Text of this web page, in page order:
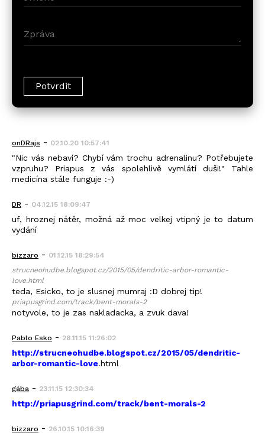
onDRajs - 02.10.20 10:57:41
"Nic vás nebaví? Chybí vám trochu adrenalinu? Potřebujete
vzpruhu? Priapus z vás spolehlivě vymlátí duši!" Tahle
medicína stále funguje :-)
DR - 04.12.15 18:09:47
uf, hroznej nátěr, možná až moc velkej vtipný je to datum
vydání
bizzaro - 01.12.15 18:29:54
strucneohudbe.blogspot.cz/2015/05/dendritic-arbor-romantic-
love.html
teda, Esicko, to je slusnej mumraj :D dobrej tip!
priapusgrind.com/track/bent-morals-2
notyvole, to je zas nakladacka, a zvuk dava!
Pablo Esko - 28.11.15 11:26:02
http://strucneohudbe.blogspot.cz/2015/05/dendritic-
arbor-romantic-love.html
gába - 23.11.15 12:30:34
http://priapusgrind.com/track/bent-morals-2
bizzaro - 26.10.15 10:16:39